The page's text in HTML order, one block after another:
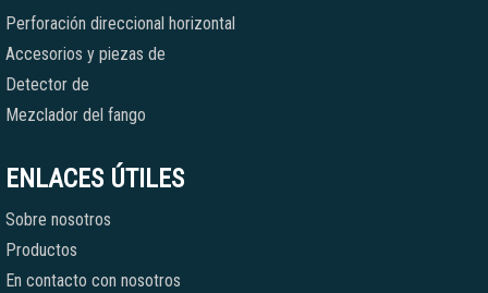
Perforación direccional horizontal
Accesorios y piezas de
Detector de
Mezclador del fango
ENLACES ÚTILES
Sobre nosotros
Productos
En contacto con nosotros